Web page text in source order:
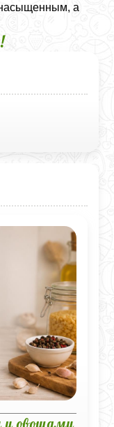
насыщенным, а
и овощами